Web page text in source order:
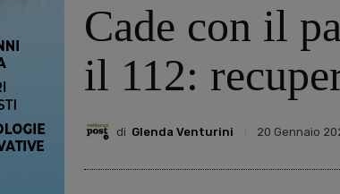
Cade con il
il 112:
di Glenda Venturini 20 Gennaio